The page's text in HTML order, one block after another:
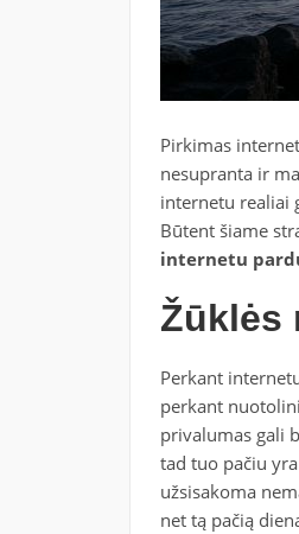
Pirkimas
nesupranta ir
internetu realiai
Būtent šiame
internetu
Žūklės
Perkant
perkant
privalumas gali
tad tuo pačiu
užsisakoma
net tą pačią